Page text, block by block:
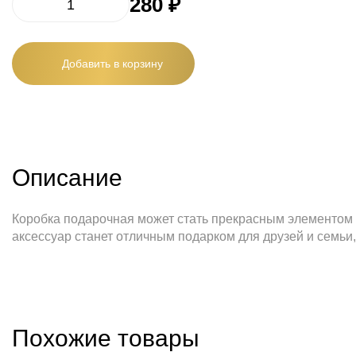
Добавить в корзину
Описание
Коробка подарочная может стать прекрасным
аксессуар станет отличным подарком для друзей и
Похожие товары